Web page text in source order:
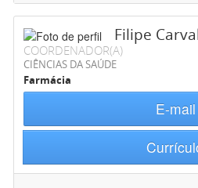
Filipe
COORDENADOR(A)
CIÊNCIAS DA SAÚDE
Farmácia
E-mail